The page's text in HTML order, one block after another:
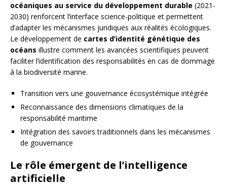
océaniques au service du développement durable (2021-
2030) renforcent l’interface science-politique et permettent
d’adapter les mécanismes juridiques aux réalités écologiques.
Le développement de cartes d’identité génétique des
océans illustre comment les avancées scientifiques peuvent
faciliter l’identification des responsabilités en cas de dommage
à la biodiversité marine.
Transition vers une gouvernance écosystémique intégrée
Reconnaissance des dimensions climatiques de la
responsabilité maritime
Intégration des savoirs traditionnels dans les mécanismes
de gouvernance
Le rôle émergent de l’intelligence
artificielle